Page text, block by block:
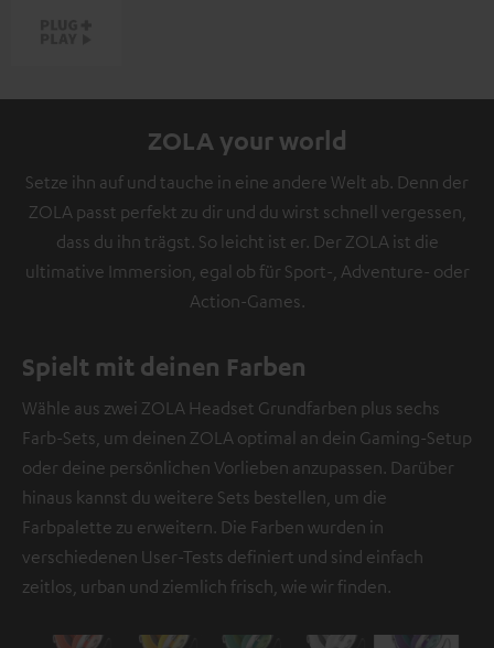
ZOLA your world
Setze ihn auf und tauche in eine andere Welt ab. Denn der
ZOLA passt perfekt zu dir und du wirst schnell vergessen,
dass du ihn trägst. So leicht ist er. Der ZOLA ist die
ultimative Immersion, egal ob für Sport-, Adventure- oder
Action-Games.
Spielt mit deinen Farben
Wähle aus zwei ZOLA Headset Grundfarben plus sechs
Farb-Sets, um deinen ZOLA optimal an dein Gaming-Setup
oder deine persönlichen Vorlieben anzupassen. Darüber
hinaus kannst du weitere Sets bestellen, um die
Farbpalette zu erweitern. Die Farben wurden in
verschiedenen User-Tests definiert und sind einfach
zeitlos, urban und ziemlich frisch, wie wir finden.